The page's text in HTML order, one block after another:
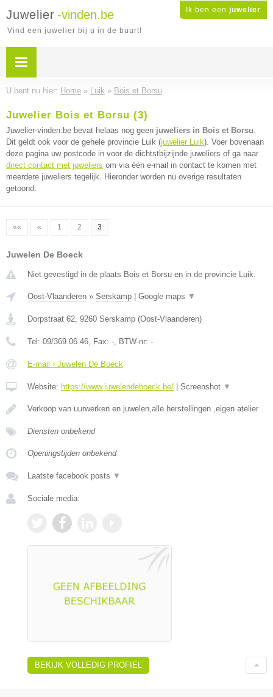
Ik ben een juwelier
Juwelier -vinden.be
Vind een juwelier bij u in de buurt!
U bent nu hier: Home » Luik » Bois et Borsu
Juwelier Bois et Borsu (3)
Juwelier-vinden.be bevat helaas nog geen juweliers in Bois et Borsu.
Dit geldt ook voor de gehele provincie Luik (juwelier Luik). Voer bovenaan
deze pagina uw postcode in voor de dichtstbijzijnde juweliers of ga naar
direct contact met juweliers om via één e-mail in contact te komen met
meerdere juweliers tegelijk. Hieronder worden nu overige resultaten
getoond.
«« « 1 2 3
Juwelen De Boeck
Niet gevestigd in de plaats Bois et Borsu en in de provincie Luik.
Oost-Vlaanderen » Serskamp Google maps ▼
Dorpstraat 62, 9260 Serskamp (Oost-Vlaanderen)
Tel: 09/369.06.46, Fax: -, BTW-nr: -
E-mail › Juwelen De Boeck
Website: https://www.juwelendeboeck.be/ Screenshot ▼
Verkoop van uurwerken en juwelen,alle herstellingen ,eigen atelier
Diensten onbekend
Openingstijden onbekend
Laatste facebook posts ▼
Sociale media:
BEKIJK VOLLEDIG PROFIEL